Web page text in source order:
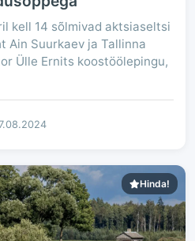
kell 14 sõlmivad aktsiaseltsi
Ain Suurkaev ja Tallinna
Ülle Ernits koostöölepingu,
Hinda!